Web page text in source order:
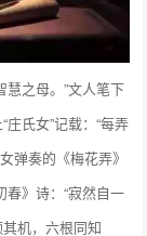
慧之母。”文人笔下
氏女”记载：“每弄
弹奏的《梅花弄》
》诗：“寂然自一
机，六根同知